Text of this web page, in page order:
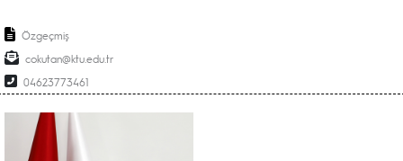
Özgeçmiş
cokutan@ktu.edu.tr
04623773461